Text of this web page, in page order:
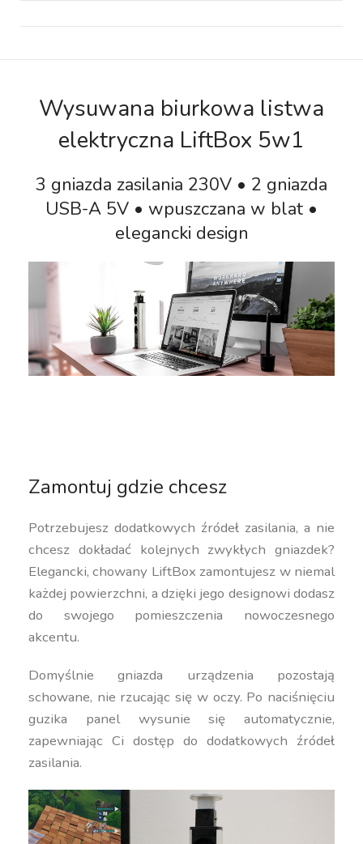
Wysuwana biurkowa listwa
elektryczna LiftBox 5w1
3 gniazda zasilania 230V • 2 gniazda
USB-A 5V • wpuszczana w blat •
elegancki design
Zamontuj gdzie chcesz
Potrzebujesz dodatkowych źródeł zasilania, a nie
chcesz dokładać kolejnych zwykłych gniazdek?
Elegancki, chowany LiftBox zamontujesz w niemal
każdej powierzchni, a dzięki jego designowi dodasz
do swojego pomieszczenia nowoczesnego
akcentu.
Domyślnie gniazda urządzenia pozostają
schowane, nie rzucając się w oczy. Po naciśnięciu
guzika panel wysunie się automatycznie,
zapewniając Ci dostęp do dodatkowych źródeł
zasilania.